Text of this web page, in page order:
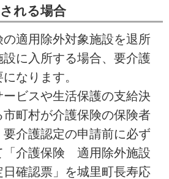
れる場合
適用除外対象施設を退所
設に入所する場合、要介護
なります。
ビスや生活保護の支給決
町村が介護保険の保険者
要介護認定の申請前に必ず
「介護保険 適用除外施設
確認票」を城里町長寿応